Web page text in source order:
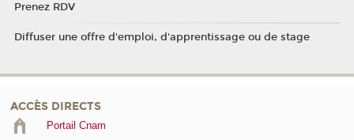
Prenez RDV
Diffuser une offre d'emploi, d'apprentissage ou de stage
ACCÈS DIRECTS
Portail Cnam